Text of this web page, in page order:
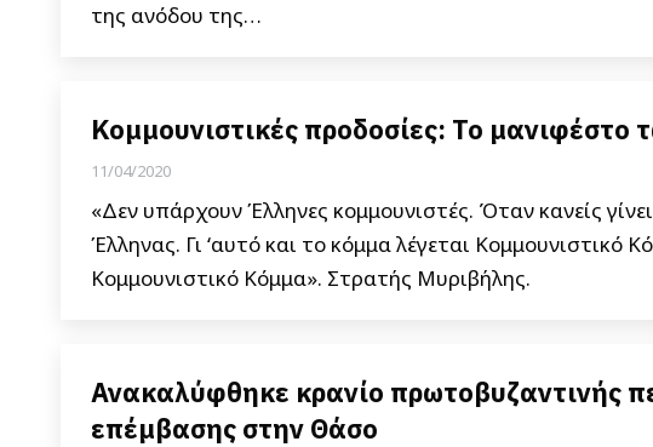
της ανόδου της…
Κομμουνιστικές προδοσίες: Το μανιφέστο
11/04/2020
«Δεν υπάρχουν Έλληνες κομμουνιστές. Όταν κανείς
Έλληνας. Γι ‘αυτό και το κόμμα λέγεται Κομμουνιστικό
Κομμουνιστικό Κόμμα». Στρατής Μυριβήλης.
Ανακαλύφθηκε κρανίο πρωτοβυζαντινής
επέμβασης στην Θάσο